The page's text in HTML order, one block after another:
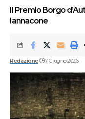
Il Premio Borgo
Iannacone
Redazione 7 Giugno 2026